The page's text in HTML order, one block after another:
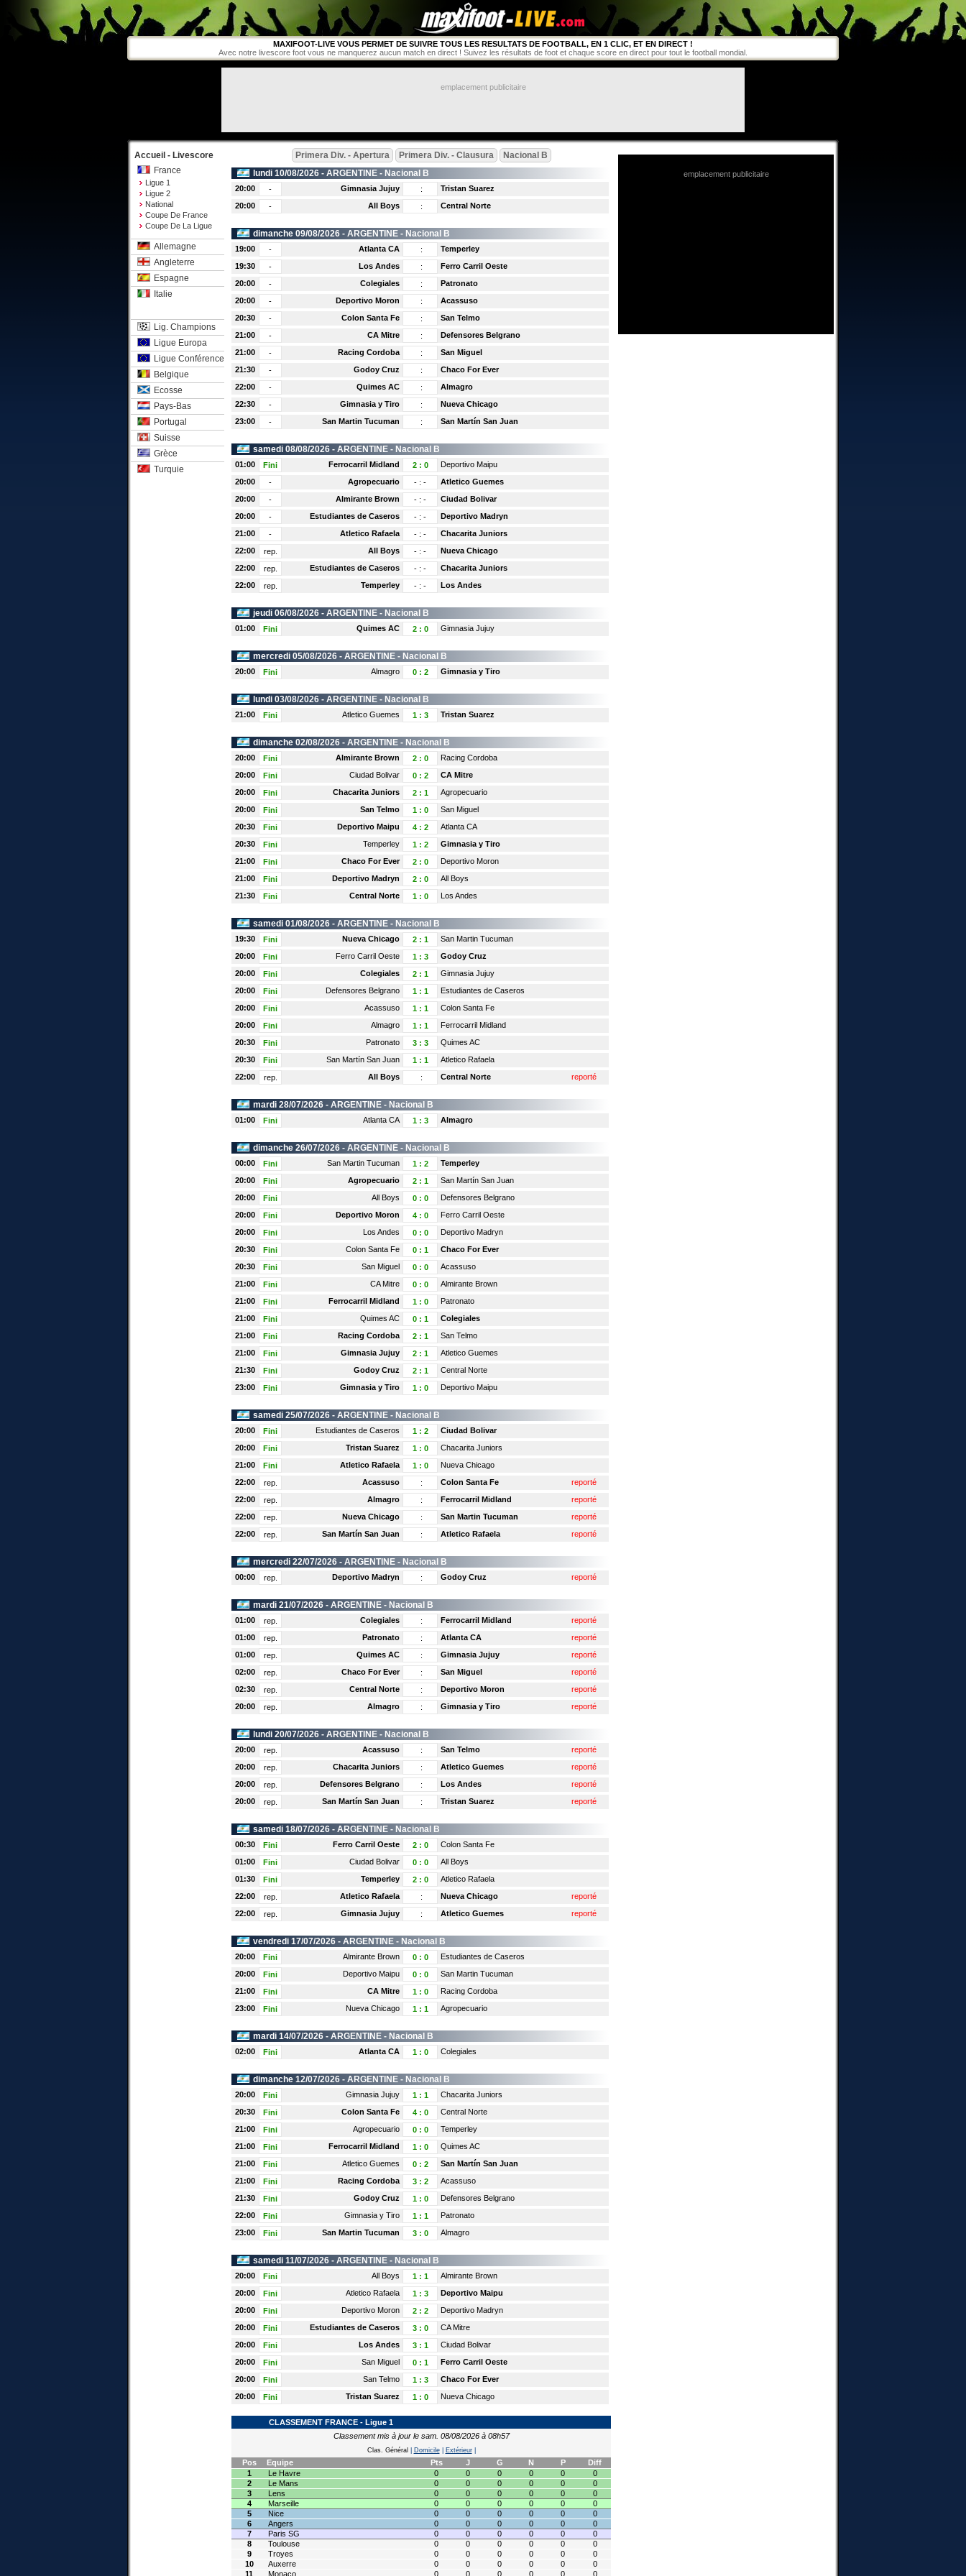
MAXIFOOT-LIVE VOUS PERMET DE SUIVRE TOUS LES RESULTATS DE FOOTBALL, EN 1 CLIC, ET EN DIRECT !
Avec notre livescore foot vous ne manquerez aucun match en direct ! Suivez les résultats de foot et chaque score en direct pour tout le football mondial.
emplacement publicitaire
Accueil - Livescore
France
Ligue 1
Ligue 2
National
Coupe De France
Coupe De La Ligue
Allemagne
Angleterre
Espagne
Italie
Lig. Champions
Ligue Europa
Ligue Conférence
Belgique
Ecosse
Pays-Bas
Portugal
Suisse
Grèce
Turquie
Primera Div. - Apertura Primera Div. - Clausura
Nacional B
lundi 10/08/2026 - ARGENTINE - Nacional B
20:00 - Gimnasia Jujuy :
Tristan Suarez
20:00
- All Boys : Central Norte
dimanche 09/08/2026 - ARGENTINE - Nacional B
19:00 - Atlanta CA :
Temperley
19:30
- Los Andes :
Ferro Carril Oeste
20:00
- Colegiales :
Patronato
20:00
- Deportivo Moron :
Acassuso
20:30
- Colon Santa Fe :
San Telmo
21:00
- CA Mitre :
Defensores Belgrano
21:00
- Racing Cordoba :
San Miguel
21:30
- Godoy Cruz :
Chaco For Ever
22:00
- Quimes AC :
Almagro
22:30
- Gimnasia y Tiro :
Nueva Chicago
23:00
- San Martin Tucuman : San Martín San Juan
samedi 08/08/2026 - ARGENTINE - Nacional B
01:00 Fini Ferrocarril Midland 2: 0
Deportivo Maipu
20:00
- Agropecuario - : -
Atletico Guemes
20:00
- Almirante Brown - : -
Ciudad Bolivar
20:00
- Estudiantes de Caseros - : -
Deportivo Madryn
21:00
- Atletico Rafaela - : -
Chacarita Juniors
22:00
rep. All Boys - : -
Nueva Chicago
22:00
rep. Estudiantes de Caseros - : -
Chacarita Juniors
22:00
rep. Temperley - : - Los Andes
jeudi 06/08/2026 - ARGENTINE - Nacional B
01:00 Fini Quimes AC 2: 0 Gimnasia Jujuy
mercredi 05/08/2026 - ARGENTINE - Nacional B
20:00 Fini Almagro 0: 2 Gimnasia y Tiro
lundi 03/08/2026 - ARGENTINE - Nacional B
21:00 Fini Atletico Guemes 1: 3 Tristan Suarez
dimanche 02/08/2026 - ARGENTINE - Nacional B
20:00 Fini Almirante Brown 2: 0
Racing Cordoba
20:00
Fini Ciudad Bolivar 0: 2
CA Mitre
20:00
Fini Chacarita Juniors 2: 1
Agropecuario
20:00
Fini San Telmo 1: 0
San Miguel
20:30
Fini Deportivo Maipu 4: 2
Atlanta CA
20:30
Fini Temperley 1: 2
Gimnasia y Tiro
21:00
Fini Chaco For Ever 2: 0
Deportivo Moron
21:00
Fini Deportivo Madryn 2: 0
All Boys
21:30
Fini Central Norte 1: 0 Los Andes
samedi 01/08/2026 - ARGENTINE - Nacional B
19:30 Fini Nueva Chicago 2: 1
San Martin Tucuman
20:00
Fini Ferro Carril Oeste 1: 3
Godoy Cruz
20:00
Fini Colegiales 2: 1
Gimnasia Jujuy
20:00
Fini Defensores Belgrano 1: 1
Estudiantes de Caseros
20:00
Fini Acassuso 1: 1
Colon Santa Fe
20:00
Fini Almagro 1: 1
Ferrocarril Midland
20:30
Fini Patronato 3: 3
Quimes AC
20:30
Fini San Martín San Juan 1: 1
Atletico Rafaela
22:00
rep. All Boys : Central Norte reporté
mardi 28/07/2026 - ARGENTINE - Nacional B
01:00 Fini Atlanta CA 1: 3 Almagro
dimanche 26/07/2026 - ARGENTINE - Nacional B
00:00 Fini San Martin Tucuman 1: 2
Temperley
20:00
Fini Agropecuario 2: 1
San Martín San Juan
20:00
Fini All Boys 0: 0
Defensores Belgrano
20:00
Fini Deportivo Moron 4: 0
Ferro Carril Oeste
20:00
Fini Los Andes 0: 0
Deportivo Madryn
20:30
Fini Colon Santa Fe 0: 1
Chaco For Ever
20:30
Fini San Miguel 0: 0
Acassuso
21:00
Fini CA Mitre 0: 0
Almirante Brown
21:00
Fini Ferrocarril Midland 1: 0
Patronato
21:00
Fini Quimes AC 0: 1
Colegiales
21:00
Fini Racing Cordoba 2: 1
San Telmo
21:00
Fini Gimnasia Jujuy 2: 1
Atletico Guemes
21:30
Fini Godoy Cruz 2: 1
Central Norte
23:00
Fini Gimnasia y Tiro 1: 0 Deportivo Maipu
samedi 25/07/2026 - ARGENTINE - Nacional B
20:00 Fini Estudiantes de Caseros 1: 2
Ciudad Bolivar
20:00
Fini Tristan Suarez 1: 0
Chacarita Juniors
21:00
Fini Atletico Rafaela 1: 0
Nueva Chicago
22:00
rep. Acassuso : Colon Santa Fe
reporté
22:00
rep. Almagro : Ferrocarril Midland
reporté
22:00
rep. Nueva Chicago : San Martin Tucuman
reporté
22:00
rep. San Martín San Juan : Atletico Rafaela reporté
mercredi 22/07/2026 - ARGENTINE - Nacional B
00:00 rep. Deportivo Madryn : Godoy Cruz reporté
mardi 21/07/2026 - ARGENTINE - Nacional B
01:00 rep. Colegiales : Ferrocarril Midland
reporté
01:00
rep. Patronato : Atlanta CA
reporté
01:00
rep. Quimes AC : Gimnasia Jujuy
reporté
02:00
rep. Chaco For Ever : San Miguel
reporté
02:30
rep. Central Norte : Deportivo Moron
reporté
20:00
rep. Almagro : Gimnasia y Tiro reporté
lundi 20/07/2026 - ARGENTINE - Nacional B
20:00 rep. Acassuso : San Telmo
reporté
20:00
rep. Chacarita Juniors : Atletico Guemes
reporté
20:00
rep. Defensores Belgrano : Los Andes
reporté
20:00
rep. San Martín San Juan : Tristan Suarez reporté
samedi 18/07/2026 - ARGENTINE - Nacional B
00:30 Fini Ferro Carril Oeste 2: 0
Colon Santa Fe
01:00
Fini Ciudad Bolivar 0: 0
All Boys
01:30
Fini Temperley 2: 0
Atletico Rafaela
22:00
rep. Atletico Rafaela : Nueva Chicago
reporté
22:00
rep. Gimnasia Jujuy : Atletico Guemes reporté
vendredi 17/07/2026 - ARGENTINE - Nacional B
20:00 Fini Almirante Brown 0: 0
Estudiantes de Caseros
20:00
Fini Deportivo Maipu 0: 0
San Martin Tucuman
21:00
Fini CA Mitre 1: 0
Racing Cordoba
23:00
Fini Nueva Chicago 1: 1 Agropecuario
mardi 14/07/2026 - ARGENTINE - Nacional B
02:00 Fini Atlanta CA 1: 0 Colegiales
dimanche 12/07/2026 - ARGENTINE - Nacional B
20:00 Fini Gimnasia Jujuy 1: 1
Chacarita Juniors
20:30
Fini Colon Santa Fe 4: 0
Central Norte
21:00
Fini Agropecuario 0: 0
Temperley
21:00
Fini Ferrocarril Midland 1: 0
Quimes AC
21:00
Fini Atletico Guemes 0: 2
San Martín San Juan
21:00
Fini Racing Cordoba 3: 2
Acassuso
21:30
Fini Godoy Cruz 1: 0
Defensores Belgrano
22:00
Fini Gimnasia y Tiro 1: 1
Patronato
23:00
Fini San Martin Tucuman 3: 0 Almagro
samedi 11/07/2026 - ARGENTINE - Nacional B
20:00 Fini All Boys 1: 1
Almirante Brown
20:00
Fini Atletico Rafaela 1: 3
Deportivo Maipu
20:00
Fini Deportivo Moron 2: 2
Deportivo Madryn
20:00
Fini Estudiantes de Caseros 3: 0
CA Mitre
20:00
Fini Los Andes 3: 1
Ciudad Bolivar
20:00
Fini San Miguel 0: 1
Ferro Carril Oeste
20:00
Fini San Telmo 1: 3
Chaco For Ever
20:00
Fini Tristan Suarez 1: 0 Nueva Chicago
CLASSEMENT FRANCE - Ligue 1
Classement mis à jour le sam. 08/08/2026 à 08h57
Clas. Général Domicile| Extérieur|
Pos Equipe Pts J G N P
Diff
1
Le Havre 0 0 0 0 0
0
2
Le Mans 0 0 0 0 0
0
3
Lens 0 0 0 0 0
0
4
Marseille 0 0 0 0 0
0
5
Nice 0 0 0 0 0
0
6
Angers 0 0 0 0 0
0
7
Paris SG 0 0 0 0 0
0
8
Toulouse 0 0 0 0 0
0
9
Troyes 0 0 0 0 0
0
10
Auxerre 0 0 0 0 0
0
11
Monaco 0 0 0 0 0 0
emplacement publicitaire